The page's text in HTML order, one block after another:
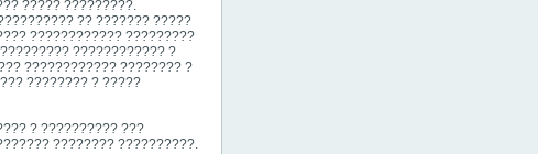
????? ?????????.
?? ??????? ?????
???????????? ?????????
???????????? ?
???????????? ???????? ?
???????? ? ?????
? ?????????? ???
???????? ??????????.